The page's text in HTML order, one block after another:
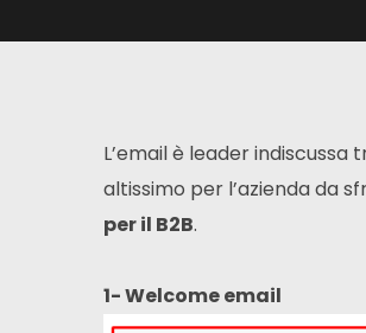
L’email è leader
altissimo per l’azienda da
per il B2B.
1- Welcome email